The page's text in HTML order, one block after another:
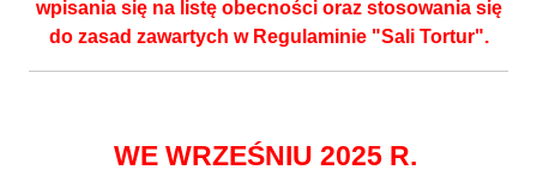
wpisania się na listę obecności oraz stosowania się
do zasad zawartych w Regulaminie "Sali Tortur".
WE WRZEŚNIU 2025 R.